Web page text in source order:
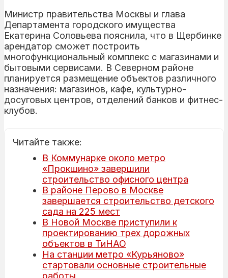
Министр правительства Москвы и глава
Департамента городского имущества
Екатерина Соловьева пояснила, что в Щербинке
арендатор сможет построить
многофункциональный комплекс с магазинами и
бытовыми сервисами. В Северном районе
планируется размещение объектов различного
назначения: магазинов, кафе, культурно-
досуговых центров, отделений банков и фитнес-
клубов.
Читайте также:
В Коммунарке около метро
«Прокшино» завершили
строительство офисного центра
В районе Перово в Москве
завершается строительство детского
сада на 225 мест
В Новой Москве приступили к
проектированию трех дорожных
объектов в ТиНАО
На станции метро «Курьяново»
стартовали основные строительные
работы